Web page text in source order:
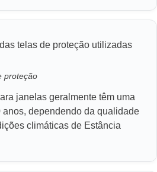
telas de proteção utilizadas
proteção
janelas geralmente têm uma
dependendo da qualidade
climáticas de Estância